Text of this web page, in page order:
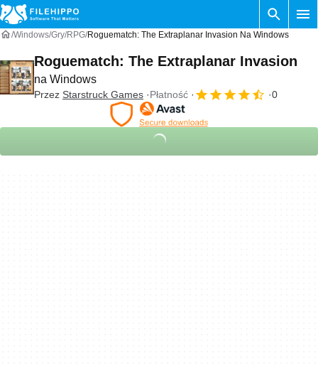
Windows Gry RPG Roguematch: The Extraplanar Invasion Na Windows
Roguematch: The Extraplanar Invasion
na Windows
Przez Starstruck Games Płatność 0